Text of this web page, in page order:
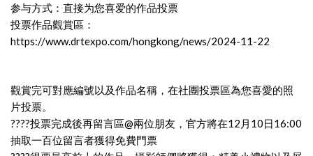
参与方式：直接为您喜爱的作品投票
投票作品觀賞區：
https://www.drtexpo.com/hongkong/news/2024-11-22
觀賞完可對應編號以及作品名稱，在社團投票區為您喜愛的照
片投票。
????投票完成後再留言區@兩位朋友，官方將在12月10日16:00
抽取一百位留言者獲得免費門票